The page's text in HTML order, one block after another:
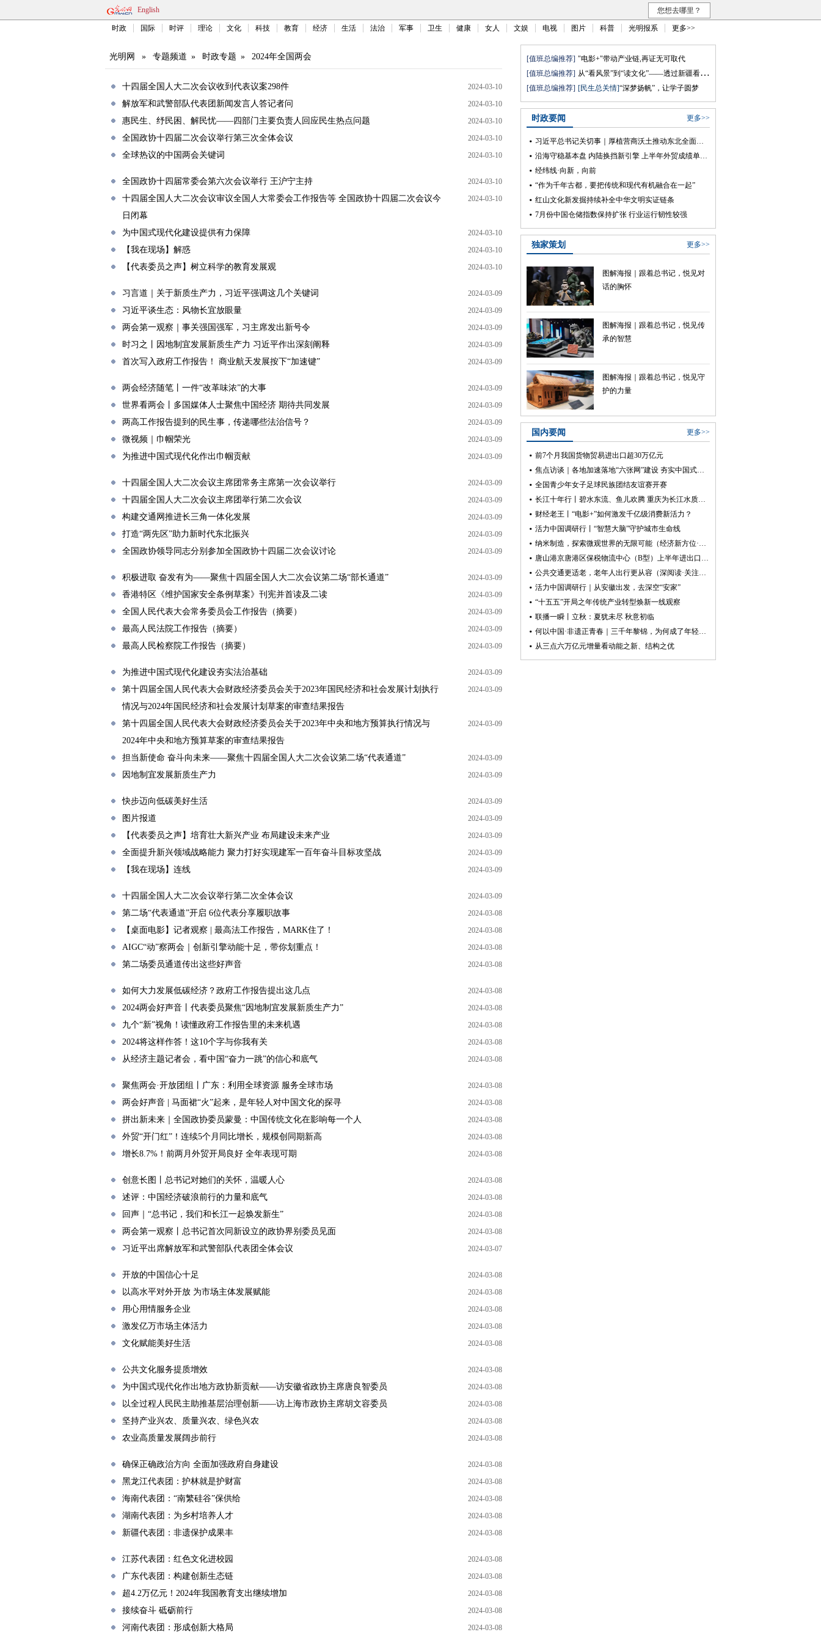
English 您想去哪里？
时政 国际 时评 理论 文化 科技 教育 经济 生活 法治 军事 卫生 健康 女人 文娱 电视 图片 科普 光明报系 更多>>
光明网 » 专题频道 » 时政专题 » 2024年全国两会
十四届全国人大二次会议收到代表议案298件 2024-03-10
解放军和武警部队代表团新闻发言人答记者问 2024-03-10
惠民生、纾民困、解民忧——四部门主要负责人回应民生热点问题 2024-03-10
全国政协十四届二次会议举行第三次全体会议 2024-03-10
全球热议的中国两会关键词 2024-03-10
全国政协十四届常委会第六次会议举行 王沪宁主持 2024-03-10
十四届全国人大二次会议审议全国人大常委会工作报告等 全国政协十四届二次会议今
日闭幕
2024-03-10
为中国式现代化建设提供有力保障 2024-03-10
【我在现场】解惑 2024-03-10
【代表委员之声】树立科学的教育发展观 2024-03-10
习言道｜关于新质生产力，习近平强调这几个关键词 2024-03-09
习近平谈生态：风物长宜放眼量 2024-03-09
两会第一观察｜事关强国强军，习主席发出新号令 2024-03-09
时习之丨因地制宜发展新质生产力 习近平作出深刻阐释 2024-03-09
首次写入政府工作报告！ 商业航天发展按下“加速键” 2024-03-09
两会经济随笔丨一件“改革味浓”的大事 2024-03-09
世界看两会丨多国媒体人士聚焦中国经济 期待共同发展 2024-03-09
两高工作报告提到的民生事，传递哪些法治信号？ 2024-03-09
微视频｜巾帼荣光 2024-03-09
为推进中国式现代化作出巾帼贡献 2024-03-09
十四届全国人大二次会议主席团常务主席第一次会议举行 2024-03-09
十四届全国人大二次会议主席团举行第二次会议 2024-03-09
构建交通网推进长三角一体化发展 2024-03-09
打造“两先区”助力新时代东北振兴 2024-03-09
全国政协领导同志分别参加全国政协十四届二次会议讨论 2024-03-09
积极进取 奋发有为——聚焦十四届全国人大二次会议第二场“部长通道” 2024-03-09
香港特区《维护国家安全条例草案》刊宪并首读及二读 2024-03-09
全国人民代表大会常务委员会工作报告（摘要） 2024-03-09
最高人民法院工作报告（摘要） 2024-03-09
最高人民检察院工作报告（摘要） 2024-03-09
为推进中国式现代化建设夯实法治基础 2024-03-09
第十四届全国人民代表大会财政经济委员会关于2023年国民经济和社会发展计划执行
情况与2024年国民经济和社会发展计划草案的审查结果报告
2024-03-09
第十四届全国人民代表大会财政经济委员会关于2023年中央和地方预算执行情况与
2024年中央和地方预算草案的审查结果报告
2024-03-09
担当新使命 奋斗向未来——聚焦十四届全国人大二次会议第二场“代表通道” 2024-03-09
因地制宜发展新质生产力 2024-03-09
快步迈向低碳美好生活 2024-03-09
图片报道 2024-03-09
【代表委员之声】培育壮大新兴产业 布局建设未来产业 2024-03-09
全面提升新兴领域战略能力 聚力打好实现建军一百年奋斗目标攻坚战 2024-03-09
【我在现场】连线 2024-03-09
十四届全国人大二次会议举行第二次全体会议 2024-03-09
第二场“代表通道”开启 6位代表分享履职故事 2024-03-08
【桌面电影】记者观察 | 最高法工作报告，MARK住了！ 2024-03-08
AIGC“动”察两会｜创新引擎动能十足，带你划重点！ 2024-03-08
第二场委员通道传出这些好声音 2024-03-08
如何大力发展低碳经济？政府工作报告提出这几点 2024-03-08
2024两会好声音丨代表委员聚焦“因地制宜发展新质生产力” 2024-03-08
九个“新”视角！读懂政府工作报告里的未来机遇 2024-03-08
2024将这样作答！这10个字与你我有关 2024-03-08
从经济主题记者会，看中国“奋力一跳”的信心和底气 2024-03-08
聚焦两会·开放团组丨广东：利用全球资源 服务全球市场 2024-03-08
两会好声音 | 马面裙“火”起来，是年轻人对中国文化的探寻 2024-03-08
拼出新未来｜全国政协委员蒙曼：中国传统文化在影响每一个人 2024-03-08
外贸“开门红”！连续5个月同比增长，规模创同期新高 2024-03-08
增长8.7%！前两月外贸开局良好 全年表现可期 2024-03-08
创意长图丨总书记对她们的关怀，温暖人心 2024-03-08
述评：中国经济破浪前行的力量和底气 2024-03-08
回声｜“总书记，我们和长江一起焕发新生” 2024-03-08
两会第一观察丨总书记首次同新设立的政协界别委员见面 2024-03-08
习近平出席解放军和武警部队代表团全体会议 2024-03-07
开放的中国信心十足 2024-03-08
以高水平对外开放 为市场主体发展赋能 2024-03-08
用心用情服务企业 2024-03-08
激发亿万市场主体活力 2024-03-08
文化赋能美好生活 2024-03-08
公共文化服务提质增效 2024-03-08
为中国式现代化作出地方政协新贡献——访安徽省政协主席唐良智委员 2024-03-08
以全过程人民民主助推基层治理创新——访上海市政协主席胡文容委员 2024-03-08
坚持产业兴农、质量兴农、绿色兴农 2024-03-08
农业高质量发展阔步前行 2024-03-08
确保正确政治方向 全面加强政府自身建设 2024-03-08
黑龙江代表团：护林就是护财富 2024-03-08
海南代表团：“南繁硅谷”保供给 2024-03-08
湖南代表团：为乡村培养人才 2024-03-08
新疆代表团：非遗保护成果丰 2024-03-08
江苏代表团：红色文化进校园 2024-03-08
广东代表团：构建创新生态链 2024-03-08
超4.2万亿元！2024年我国教育支出继续增加 2024-03-08
接续奋斗 砥砺前行 2024-03-08
河南代表团：形成创新大格局 2024-03-08